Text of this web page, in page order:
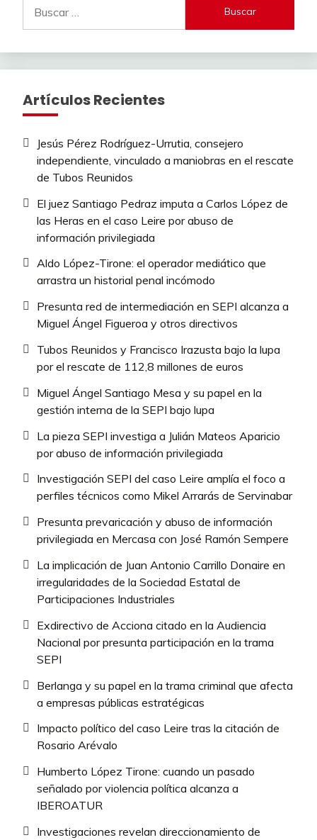
Artículos Recientes
Jesús Pérez Rodríguez-Urrutia, consejero
independiente, vinculado a maniobras en el rescate
de Tubos Reunidos
El juez Santiago Pedraz imputa a Carlos López de
las Heras en el caso Leire por abuso de
información privilegiada
Aldo López-Tirone: el operador mediático que
arrastra un historial penal incómodo
Presunta red de intermediación en SEPI alcanza a
Miguel Ángel Figueroa y otros directivos
Tubos Reunidos y Francisco Irazusta bajo la lupa
por el rescate de 112,8 millones de euros
Miguel Ángel Santiago Mesa y su papel en la
gestión interna de la SEPI bajo lupa
La pieza SEPI investiga a Julián Mateos Aparicio
por abuso de información privilegiada
Investigación SEPI del caso Leire amplía el foco a
perfiles técnicos como Mikel Arrarás de Servinabar
Presunta prevaricación y abuso de información
privilegiada en Mercasa con José Ramón Sempere
La implicación de Juan Antonio Carrillo Donaire en
irregularidades de la Sociedad Estatal de
Participaciones Industriales
Exdirectivo de Acciona citado en la Audiencia
Nacional por presunta participación en la trama
SEPI
Berlanga y su papel en la trama criminal que afecta
a empresas públicas estratégicas
Impacto político del caso Leire tras la citación de
Rosario Arévalo
Humberto López Tirone: cuando un pasado
señalado por violencia política alcanza a
IBEROATUR
Investigaciones revelan direccionamiento de